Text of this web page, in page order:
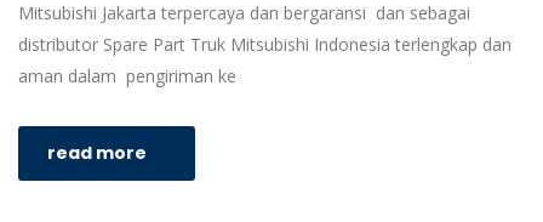
Mitsubishi Jakarta terpercaya dan bergaransi dan sebagai
distributor Spare Part Truk Mitsubishi Indonesia terlengkap dan
aman dalam pengiriman ke
read more